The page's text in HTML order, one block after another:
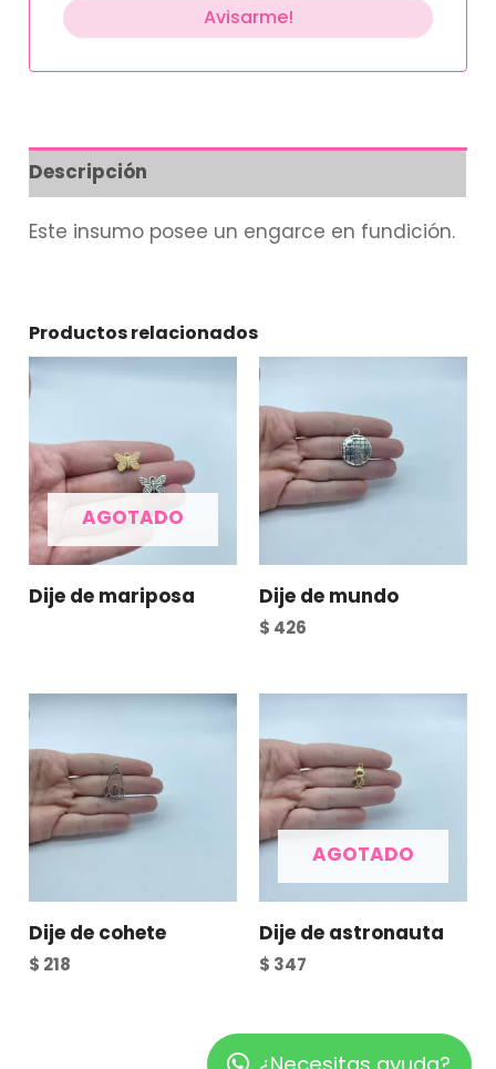
Descripción
Este insumo posee un engarce en fundición.
Productos relacionados
AGOTADO
Dije de mariposa Dije de mundo
$ 426
Dije de cohete
$ 218
AGOTADO
Dije de astronauta
$ 347